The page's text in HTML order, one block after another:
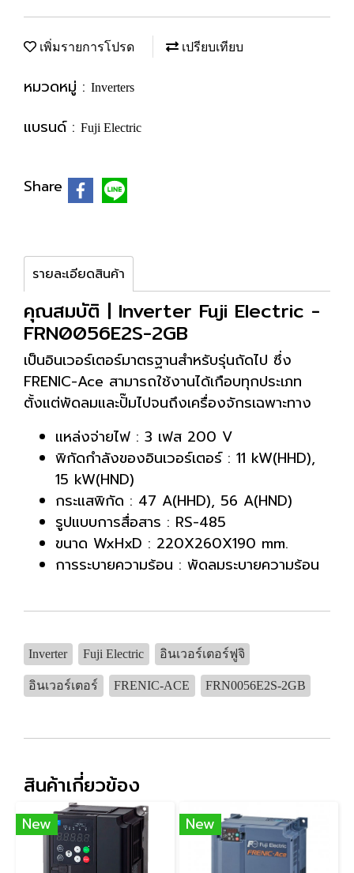
เพิ่มรายการโปรด เปรียบเทียบ
หมวดหมู่ : Inverters
แบรนด์ : Fuji Electric
Share
รายละเอียดสินค้า
คุณสมบัติ | Inverter Fuji Electric -
FRN0056E2S-2GB
เป็นอินเวอร์เตอร์มาตรฐานสำหรับรุ่นถัดไป ซึ่ง
FRENIC-Ace สามารถใช้งานได้เกือบทุกประเภท
ตั้งแต่พัดลมและปั๊มไปจนถึงเครื่องจักรเฉพาะทาง
แหล่งจ่ายไฟ : 3 เฟส 200 V
พิกัดกำลังของอินเวอร์เตอร์ : 11 kW(HHD),
15 kW(HND)
กระแสพิกัด : 47 A(HHD), 56 A(HND)
รูปแบบการสื่อสาร : RS-485
ขนาด WxHxD : 220X260X190 mm.
การระบายความร้อน : พัดลมระบายความร้อน
Inverter Fuji Electric อินเวอร์เตอร์ฟูจิ
อินเวอร์เตอร์ FRENIC-ACE FRN0056E2S-2GB
สินค้าเกี่ยวข้อง
New New